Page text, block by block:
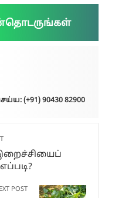
(+91) 90430 82900
POST